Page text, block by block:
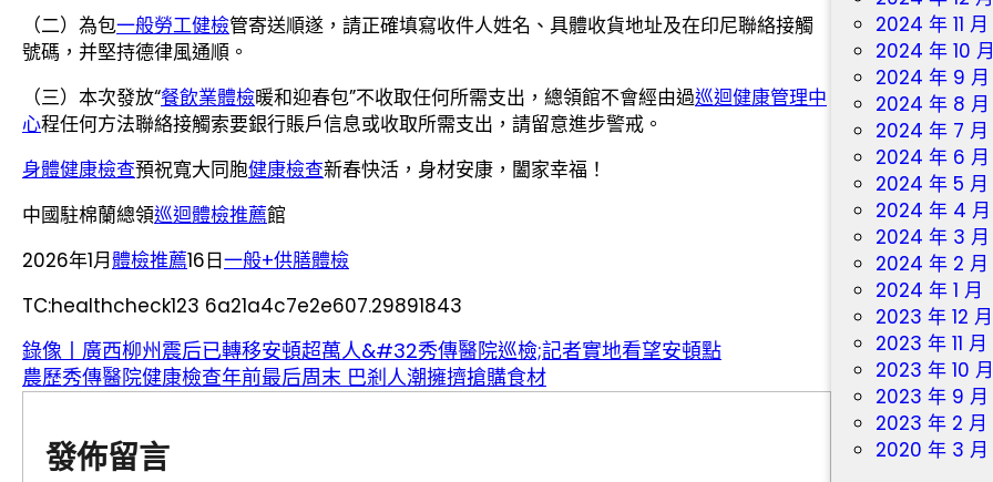
（二）為包一般勞工健檢管寄送順遂，請正確填寫收件人姓名、具體收貨地址及在印尼聯絡接觸
號碼，并堅持德律風通順。
（三）本次發放“餐飲業體檢暖和迎春包”不收取任何所需支出，總領館不會經由過巡迴健康管理中
心程任何方法聯絡接觸索要銀行賬戶信息或收取所需支出，請留意進步警戒。
身體健康檢查預祝寬大同胞健康檢查新春快活，身材安康，闔家幸福！
中國駐棉蘭總領巡迴體檢推薦館
2026年1月體檢推薦16日一般+供膳體檢
TC:healthcheck123 6a21a4c7e2e607.29891843
錄像丨廣西柳州震后已轉移安頓超萬人&#32秀傳醫院巡檢;記者實地看望安頓點
農歷秀傳醫院健康檢查年前最后周末 巴剎人潮擁擠搶購食材
發佈留言
2024 年 11 月
2024 年 10
2024 年 9 月
2024 年 8 月
2024 年 7 月
2024 年 6 月
2024 年 5 月
2024 年 4 月
2024 年 3 月
2024 年 2 月
2024 年 1 月
2023 年 12 月
2023 年 11 月
2023 年 10
2023 年 9 月
2023 年 2 月
2020 年 3 月